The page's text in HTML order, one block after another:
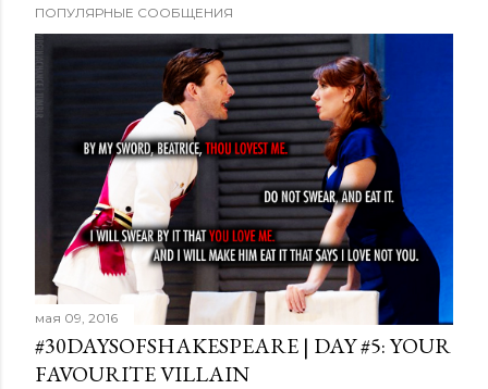
ПОПУЛЯРНЫЕ СООБЩЕНИЯ
мая 09, 2016
#30DAYSOFSHAKESPEARE | DAY #5: YOUR
FAVOURITE VILLAIN